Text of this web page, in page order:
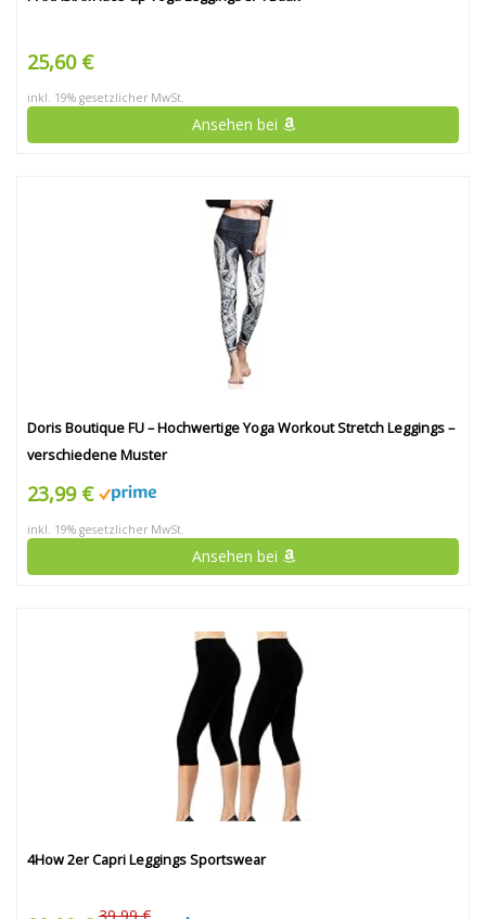
25,60 €
inkl. 19% gesetzlicher MwSt.
Ansehen bei
Doris Boutique FU – Hochwertige Yoga Workout Stretch Leggings –
verschiedene Muster
23,99 €
inkl. 19% gesetzlicher MwSt.
Ansehen bei
4How 2er Capri Leggings Sportswear